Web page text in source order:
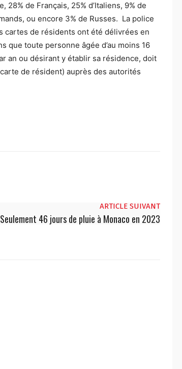
de Français, 25% d’Italiens, 9% de
ou encore 3% de Russes. La police
cartes de résidents ont été délivrées en
que toute personne âgée d’au moins 16
an ou désirant y établir sa résidence, doit
de résident) auprès des autorités
ARTICLE SUIVANT
Seulement 46 jours de pluie à Monaco en 2023